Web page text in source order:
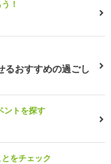
！
るおすすめの過ごし
ントを探す
をチェック